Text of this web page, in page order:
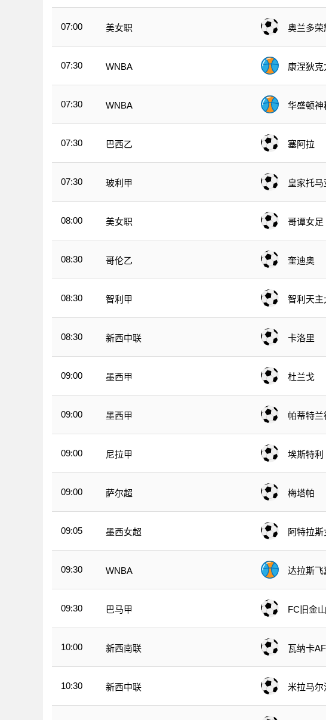
07:00 美女职 奥兰多荣
07:30 WNBA 康涅狄克
07:30 WNBA 华盛顿神
07:30 巴西乙 塞阿拉
07:30 玻利甲 皇家托马
08:00 美女职 哥谭女足
08:30 哥伦乙 奎迪奥
08:30 智利甲 智利天主
08:30 新西中联 卡洛里
09:00 墨西甲 杜兰戈
09:00 墨西甲
帕蒂特兰
09:00 尼拉甲 埃斯特利
09:00 萨尔超 梅塔帕
09:05 墨西女超 阿特拉斯
09:30 WNBA 达拉斯飞
09:30 巴马甲 FC旧金山
10:00 新西南联 瓦纳卡
10:30 新西中联 米拉马尔